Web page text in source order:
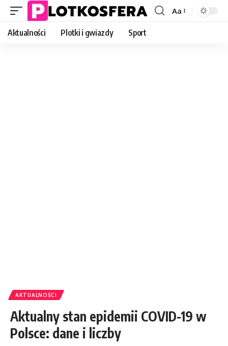
Font
Aa
Aktualności Plotki i gwiazdy Sport
AKTUALNOŚCI
Aktualny stan epidemii COVID-19 w
Polsce: dane i liczby